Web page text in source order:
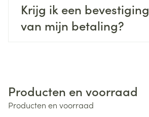
Krijg ik een bevestiging
van mijn betaling?
Producten en voorraad
Producten en voorraad